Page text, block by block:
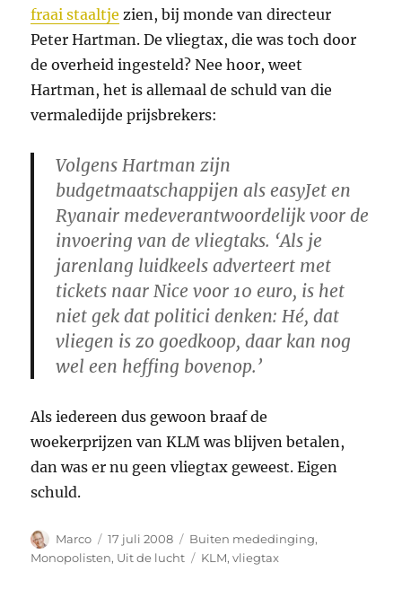
fraai staaltje zien, bij monde van directeur
Peter Hartman. De vliegtax, die was toch door
de overheid ingesteld? Nee hoor, weet
Hartman, het is allemaal de schuld van die
vermaledijde prijsbrekers:
Volgens Hartman zijn
budgetmaatschappijen als easyJet en
Ryanair medeverantwoordelijk voor de
invoering van de vliegtaks. ‘Als je
jarenlang luidkeels adverteert met
tickets naar Nice voor 10 euro, is het
niet gek dat politici denken: Hé, dat
vliegen is zo goedkoop, daar kan nog
wel een heffing bovenop.’
Als iedereen dus gewoon braaf de
woekerprijzen van KLM was blijven betalen,
dan was er nu geen vliegtax geweest. Eigen
schuld.
Auteur
Marco
Geplaatst
op
17 juli 2008 Categorieën
Buiten mededinging,
Monopolisten, Uit de lucht Tags
KLM,vliegtax